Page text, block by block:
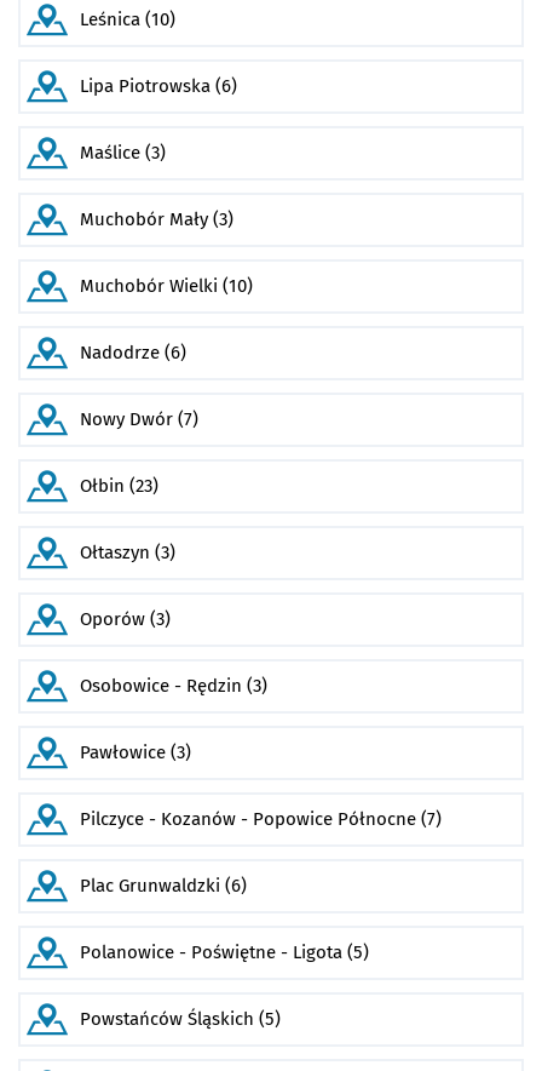
Leśnica (10)
Lipa Piotrowska (6)
Maślice (3)
Muchobór Mały (3)
Muchobór Wielki (10)
Nadodrze (6)
Nowy Dwór (7)
Ołbin (23)
Ołtaszyn (3)
Oporów (3)
Osobowice - Rędzin (3)
Pawłowice (3)
Pilczyce - Kozanów - Popowice Północne (7)
Plac Grunwaldzki (6)
Polanowice - Poświętne - Ligota (5)
Powstańców Śląskich (5)